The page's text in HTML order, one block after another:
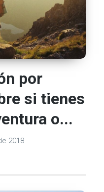
por
si tienes
o...
2018